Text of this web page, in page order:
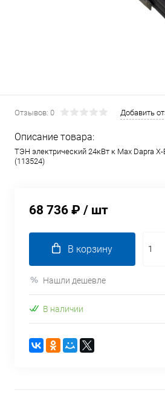
Отзывов: 0 Добавить
Описание товара:
ТЭН электрический 24кВт к Max Dapra X-
(113524)
68 736 ₽ / шт
В корзину
Нашли дешевле
В наличии